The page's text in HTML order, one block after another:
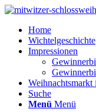
Home
Wichtelgeschichte
Impressionen
Suche
Menü Menü